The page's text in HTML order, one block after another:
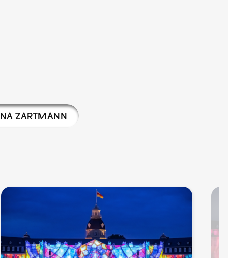
ZARTMANN